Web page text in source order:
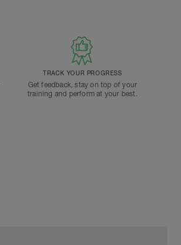
TRACK YOUR PROGRESS
Get feedback, stay on top of your
training and perform at your best.